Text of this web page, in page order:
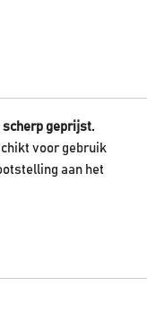
scherp geprijst.
voor gebruik
aan het